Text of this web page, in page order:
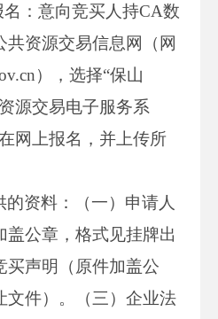
：意向竞买人持CA数
共资源交易信息网（网
），选择“保山
源交易电子服务系
网上报名，并上传所
的资料：（一）申请人
盖公章，格式见挂牌出
买声明（原件加盖公
文件）。（三）企业法